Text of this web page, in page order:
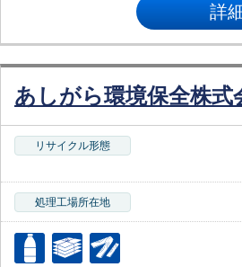
詳
あしがら環境保全株式
リサイクル形態
処理工場所在地